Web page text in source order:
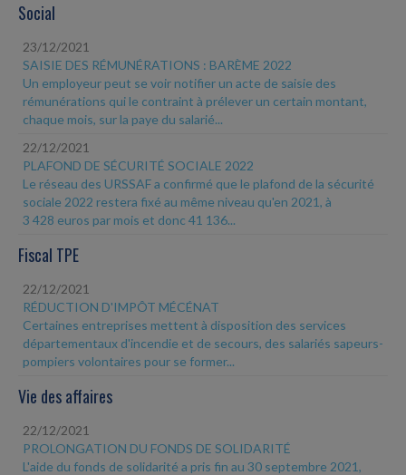
Social
23/12/2021
SAISIE DES RÉMUNÉRATIONS : BARÈME 2022
Un employeur peut se voir notifier un acte de saisie des
rémunérations qui le contraint à prélever un certain montant,
chaque mois, sur la paye du salarié...
22/12/2021
PLAFOND DE SÉCURITÉ SOCIALE 2022
Le réseau des URSSAF a confirmé que le plafond de la sécurité
sociale 2022 restera fixé au même niveau qu'en 2021, à
3 428 euros par mois et donc 41 136...
Fiscal TPE
22/12/2021
RÉDUCTION D'IMPÔT MÉCÉNAT
Certaines entreprises mettent à disposition des services
départementaux d'incendie et de secours, des salariés sapeurs-
pompiers volontaires pour se former...
Vie des affaires
22/12/2021
PROLONGATION DU FONDS DE SOLIDARITÉ
L'aide du fonds de solidarité a pris fin au 30 septembre 2021,